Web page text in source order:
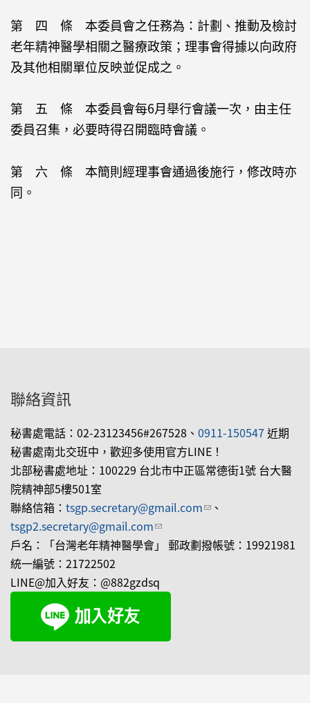
第 四 條 本委員會之任務為：計劃、推動及檢討
老年精神醫學相關之醫療政策；理事會得據以向政府
及其他相關單位反映並促成之。
第 五 條 本委員會每6月舉行會議一次，由主任
委員召集，必要時得召開臨時會議。
第 六 條 本簡則經理事會通過後施行，修改時亦
同。
聯絡資訊
秘書處電話：02-23123456#267528、 0911-150547近期
秘書處南北交班中，歡迎多使用官方LINE！
北部秘書處地址：100229 台北市中正區常德街1號 台大醫
院精神部5樓501室
聯絡信箱： tsgp.secretary@gmail.com(link sends e-mail)
、
tsgp2.secretary@gmail.com(link sends e-mail)
戶名：「台灣老年精神醫學會」 郵政劃撥帳號：19921981
統一編號：21722502
LINE@加入好友：@882gzdsq